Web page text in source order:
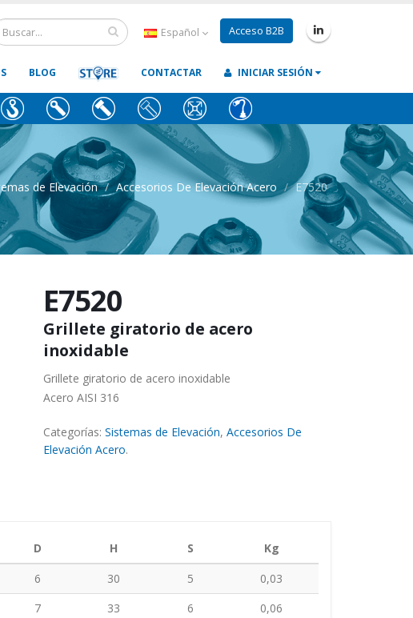
Español Acceso B2B
BLOG CONTACTAR INICIAR SESIÓN
de Elevación Accesorios De Elevación Acero E7520
E7520
Grillete giratorio de acero
inoxidable
Grillete giratorio de acero inoxidable
Acero AISI 316
Categorías: Sistemas de Elevación, Accesorios De
Elevación Acero.
D H S
Kg
6 30 5
0,03
7 33 6
0,06